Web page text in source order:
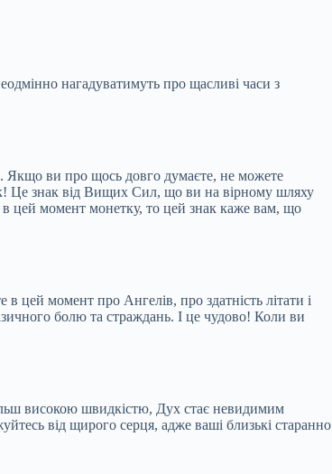
нагадуватимуть про щасливі часи з
Якщо ви про щось довго думаєте, не можете
Це знак від Вищих Сил, що ви на вірному шляху
цей момент монетку, то цей знак каже вам, що
цей момент про Ангелів, про здатність літати і
болю та страждань. І це чудово! Коли ви
високою швидкістю, Дух стає невидимим
від щирого серця, адже ваші близькі старанно